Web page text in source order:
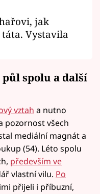
jak
Vystavila
spolu a další
vztah a nutno
pozornost všech
mediální magnát a
(54). Léto spolu
především ve
vlastní vilu. Po
přijeli i příbuzní,